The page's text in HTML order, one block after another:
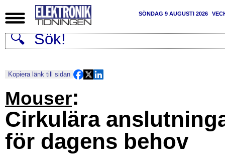
SÖNDAG 9 AUGUSTI 2026
Kopiera länk till sidan
Mouser:
Cirkulära
för dagens behov